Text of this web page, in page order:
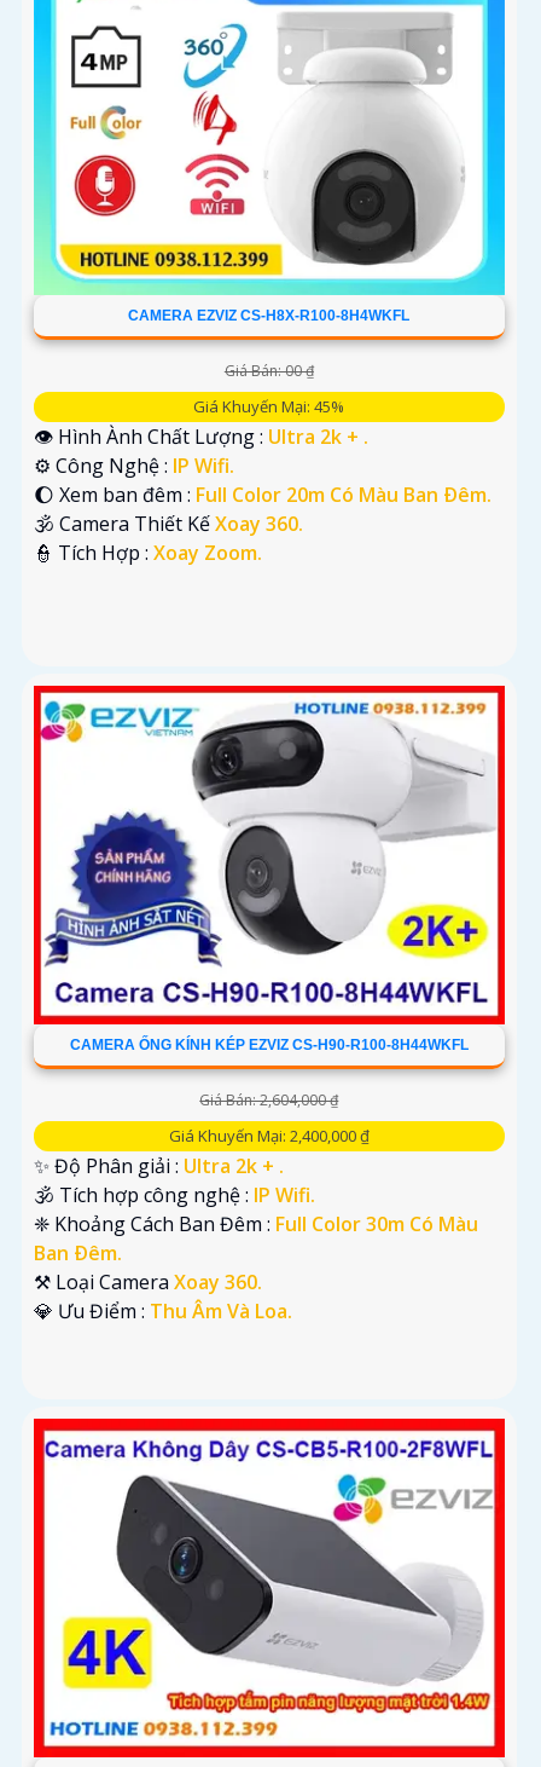
CAMERA EZVIZ CS-H8X-R100-8H4WKFL
Giá Bán: 00 ₫
Giá Khuyến Mại: 45%
👁 Hình Ành Chất Lượng : Ultra 2k + .
⚙ Công Nghệ : IP Wifi.
🌔 Xem ban đêm : Full Color 20m Có Màu Ban Ðêm.
🕉️ Camera Thiết KếXoay 360.
️👮 Tích Hợp : Xoay Zoom.
CAMERA ỐNG KÍNH KÉP EZVIZ CS-H90-R100-8H44WKFL
Giá Bán: 2,604,000 ₫
Giá Khuyến Mại: 2,400,000 ₫
✨ Độ Phân giải : Ultra 2k + .
🕉️ Tích hợp công nghệ : IP Wifi.
❈ Khoảng Cách Ban Đêm : Full Color 30m Có Màu
Ban Ðêm.
⚒ Loại Camera Xoay 360.
️💎 Ưu Điểm : Thu Âm Và Loa.